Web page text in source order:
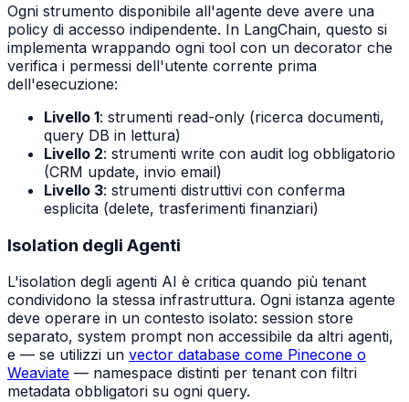
Ogni strumento disponibile all'agente deve avere una
policy di accesso indipendente. In LangChain, questo si
implementa wrappando ogni tool con un decorator che
verifica i permessi dell'utente corrente prima
dell'esecuzione:
Livello 1: strumenti read-only (ricerca documenti,
query DB in lettura)
Livello 2: strumenti write con audit log obbligatorio
(CRM update, invio email)
Livello 3: strumenti distruttivi con conferma
esplicita (delete, trasferimenti finanziari)
Isolation degli Agenti
L'isolation degli agenti AI è critica quando più tenant
condividono la stessa infrastruttura. Ogni istanza agente
deve operare in un contesto isolato: session store
separato, system prompt non accessibile da altri agenti,
e — se utilizzi un vector database come Pinecone o
Weaviate — namespace distinti per tenant con filtri
metadata obbligatori su ogni query.